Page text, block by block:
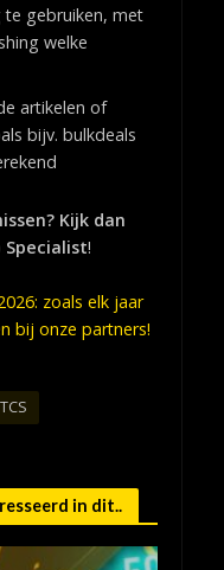
gebruiken, met
welke
artikelen of
bijv. bulkdeals
Kijk dan
Specialist!
zoals elk jaar
bij onze partners!
TCS
in dit..